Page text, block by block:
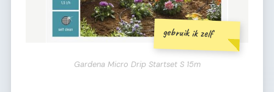
gebruik ik zelf
Gardena Micro Drip Startset S 15m